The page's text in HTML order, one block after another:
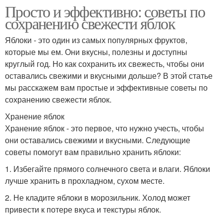
Просто и эффективно: советы по
сохранению свежести яблок
Яблоки - это один из самых популярных фруктов,
которые мы ем. Они вкусны, полезны и доступны
круглый год. Но как сохранить их свежесть, чтобы они
оставались свежими и вкусными дольше? В этой статье
мы расскажем вам простые и эффективные советы по
сохранению свежести яблок.
Хранение яблок
Хранение яблок - это первое, что нужно учесть, чтобы
они оставались свежими и вкусными. Следующие
советы помогут вам правильно хранить яблоки:
1. Избегайте прямого солнечного света и влаги. Яблоки
лучше хранить в прохладном, сухом месте.
2. Не кладите яблоки в морозильник. Холод может
привести к потере вкуса и текстуры яблок.